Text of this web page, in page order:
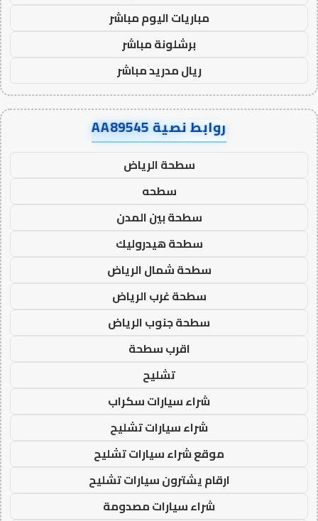
مباريات اليوم مباشر
برشلونة مباشر
ريال مدريد مباشر
روابط نصية AA89545
سطحة الرياض
سطحه
سطحة بين المدن
سطحة هيدروليك
سطحة شمال الرياض
سطحة غرب الرياض
سطحة جنوب الرياض
اقرب سطحة
تشليح
شراء سيارات سكراب
شراء سيارات تشليح
موقع شراء سيارات تشليح
ارقام يشترون سيارات تشليح
شراء سيارات مصدومة